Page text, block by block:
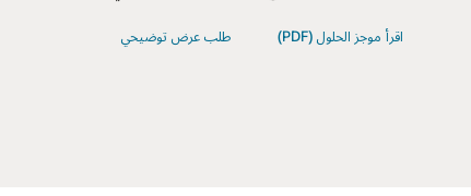
اقرأ موجز الحلول (PDF) طلب عرض توضيحي